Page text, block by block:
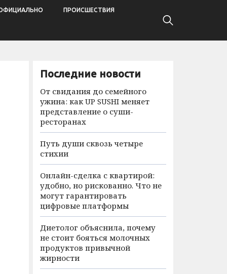
ПРОИСШЕСТВИЯ
Последние новости
От свидания до семейного
ужина: как UP SUSHI меняет
представление о суши-
ресторанах
Путь души сквозь четыре
стихии
Онлайн-сделка с квартирой:
удобно, но рискованно. Что не
могут гарантировать
цифровые платформы
Диетолог объяснила, почему
не стоит бояться молочных
продуктов привычной
жирности